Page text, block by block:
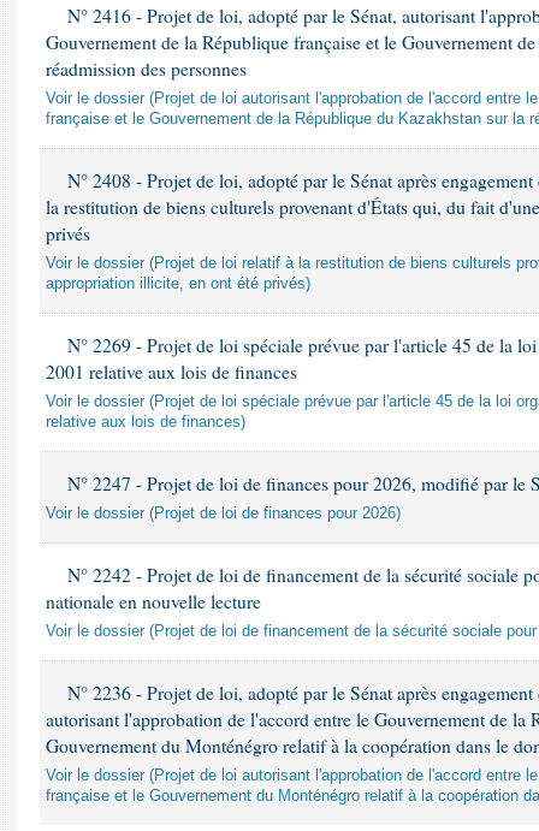
N° 2416 - Projet de loi, adopté par le Sénat, autorisant
Gouvernement de la République française et le Gouvernement
réadmission des personnes
Voir le dossier (Projet de loi autorisant l'approbation de l'accord entre
française et le Gouvernement de la République du Kazakhstan sur la
N° 2408 - Projet de loi, adopté par le Sénat après
la restitution de biens culturels provenant d'États qui, du fait
privés
Voir le dossier (Projet de loi relatif à la restitution de biens culturels
appropriation illicite, en ont été privés)
N° 2269 - Projet de loi spéciale prévue par l'article 45 de la
2001 relative aux lois de finances
Voir le dossier (Projet de loi spéciale prévue par l'article 45 de la loi
relative aux lois de finances)
N° 2247 - Projet de loi de finances pour 2026, modifié par le
Voir le dossier (Projet de loi de finances pour 2026)
N° 2242 - Projet de loi de financement de la sécurité sociale
nationale en nouvelle lecture
Voir le dossier (Projet de loi de financement de la sécurité sociale pour
N° 2236 - Projet de loi, adopté par le Sénat après
autorisant l'approbation de l'accord entre le Gouvernement de la
Gouvernement du Monténégro relatif à la coopération dans le
Voir le dossier (Projet de loi autorisant l'approbation de l'accord entre
française et le Gouvernement du Monténégro relatif à la coopération